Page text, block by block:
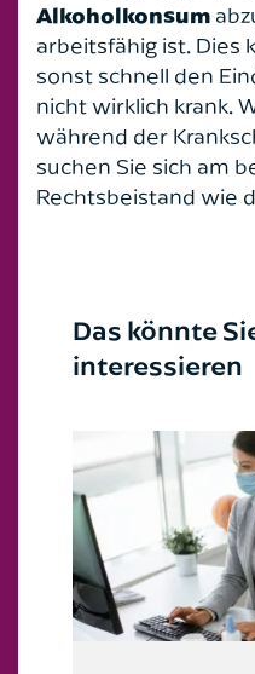
Alkoholkonsum
arbeitsfähig ist. Dies
sonst schnell den
nicht wirklich krank.
während der
suchen Sie sich am
Rechtsbeistand wie
Das könnte
interessieren